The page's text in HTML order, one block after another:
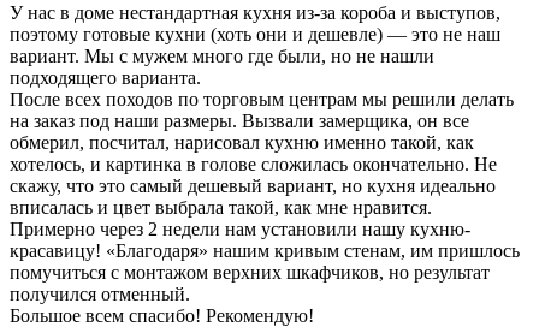
У нас в доме нестандартная кухня из-за короба и выступов,
поэтому готовые кухни (хоть они и дешевле) — это не наш
вариант. Мы с мужем много где были, но не нашли
подходящего варианта.
После всех походов по торговым центрам мы решили делать
на заказ под наши размеры. Вызвали замерщика, он все
обмерил, посчитал, нарисовал кухню именно такой, как
хотелось, и картинка в голове сложилась окончательно. Не
скажу, что это самый дешевый вариант, но кухня идеально
вписалась и цвет выбрала такой, как мне нравится.
Примерно через 2 недели нам установили нашу кухню-
красавицу! «Благодаря» нашим кривым стенам, им пришлось
помучиться с монтажом верхних шкафчиков, но результат
получился отменный.
Большое всем спасибо! Рекомендую!